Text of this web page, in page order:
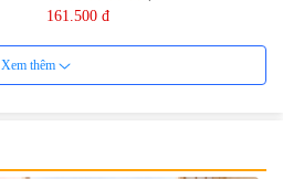
161.500 đ
Xem thêm